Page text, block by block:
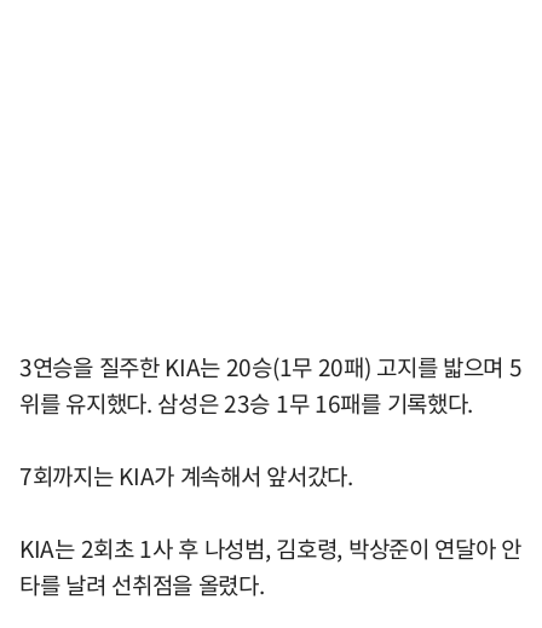
3연승을 질주한 KIA는 20승(1무 20패) 고지를 밟으며 5
위를 유지했다. 삼성은 23승 1무 16패를 기록했다.
7회까지는 KIA가 계속해서 앞서갔다.
KIA는 2회초 1사 후 나성범, 김호령, 박상준이 연달아 안
타를 날려 선취점을 올렸다.